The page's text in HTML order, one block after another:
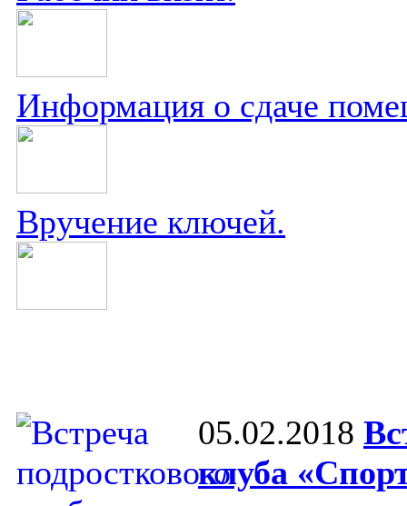
Информация о сдаче
Вручение ключей.
05.02.2018
клуба